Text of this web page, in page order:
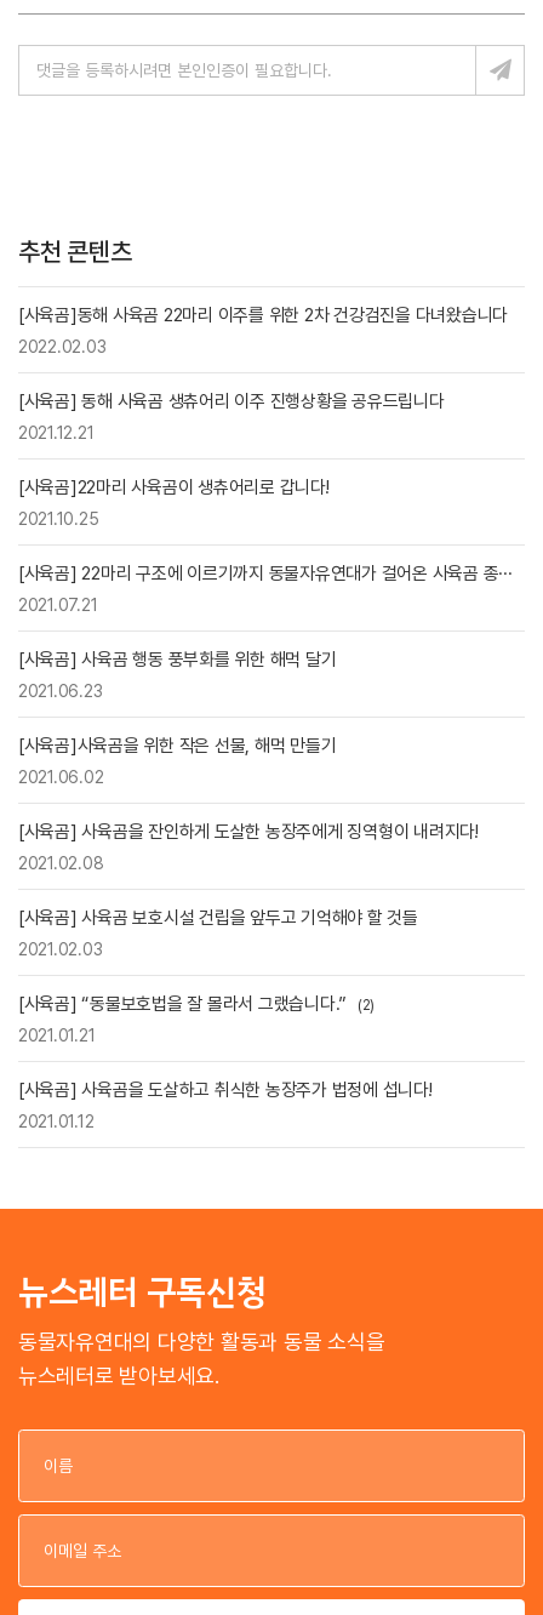
추천 콘텐츠
[사육곰]동해 사육곰 22마리 이주를 위한 2차 건강검진을 다녀왔습니다
2022.02.03
[사육곰] 동해 사육곰 생츄어리 이주 진행상황을 공유드립니다
2021.12.21
[사육곰]22마리 사육곰이 생츄어리로 갑니다!
2021.10.25
[사육곰] 22마리 구조에 이르기까지 동물자유연대가 걸어온 사육곰 종···
2021.07.21
[사육곰] 사육곰 행동 풍부화를 위한 해먹 달기
2021.06.23
[사육곰]사육곰을 위한 작은 선물, 해먹 만들기
2021.06.02
[사육곰] 사육곰을 잔인하게 도살한 농장주에게 징역형이 내려지다!
2021.02.08
[사육곰] 사육곰 보호시설 건립을 앞두고 기억해야 할 것들
2021.02.03
[사육곰] “동물보호법을 잘 몰라서 그랬습니다.” (2)
2021.01.21
[사육곰] 사육곰을 도살하고 취식한 농장주가 법정에 섭니다!
2021.01.12
뉴스레터 구독신청
동물자유연대의 다양한 활동과 동물 소식을
뉴스레터로 받아보세요.
이
이